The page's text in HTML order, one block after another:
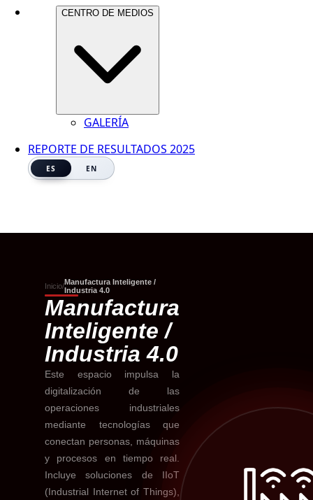
CENTRO DE MEDIOS
GALERÍA
REPORTE DE RESULTADOS 2025
ES EN
Inicio/Manufactura Inteligente /
Industria 4.0
Manufactura
Inteligente /
Industria 4.0
Este espacio impulsa la
digitalización de las
operaciones industriales
mediante tecnologías que
conectan personas, máquinas
y procesos en tiempo real.
Incluye soluciones de IIoT
(Industrial Internet of Things),